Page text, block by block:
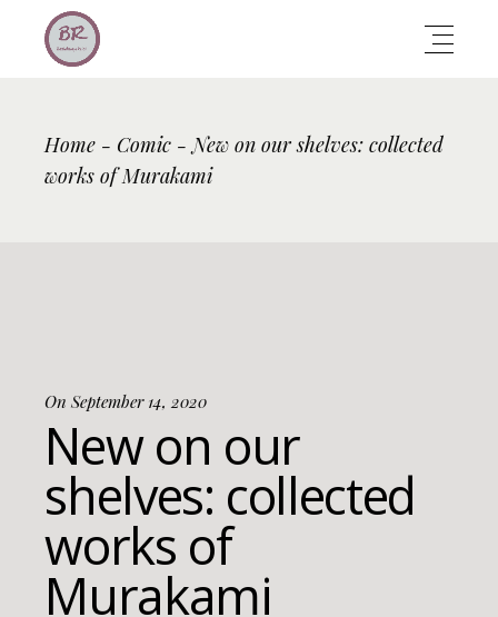
Home Comic
New on our shelves: collected
works of Murakami
On September 14, 2020
New on our
shelves: collected
works of
Murakami